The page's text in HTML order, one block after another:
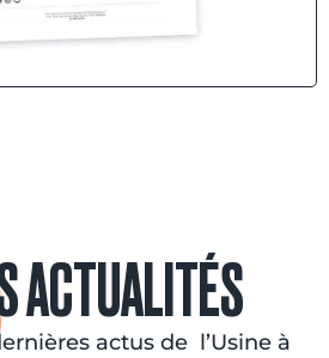
ACTUALITÉS
actus de l’Usine à